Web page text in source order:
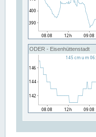
ODER - Eisenhüttenstadt